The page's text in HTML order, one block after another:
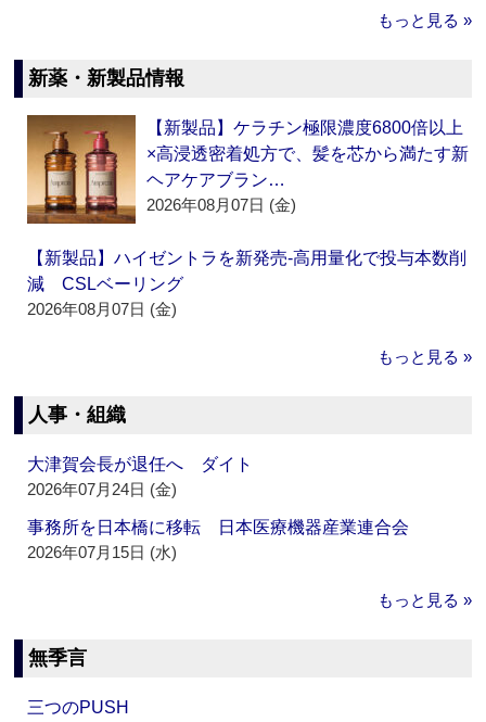
もっと見る »
新薬・新製品情報
【新製品】ケラチン極限濃度6800倍以上
×高浸透密着処方で、髪を芯から満たす新
ヘアケアブラン…
2026年08月07日 (金)
【新製品】ハイゼントラを新発売‐高用量化で投与本数削
減 CSLベーリング
2026年08月07日 (金)
もっと見る »
人事・組織
大津賀会長が退任へ ダイト
2026年07月24日 (金)
事務所を日本橋に移転 日本医療機器産業連合会
2026年07月15日 (水)
もっと見る »
無季言
三つのPUSH